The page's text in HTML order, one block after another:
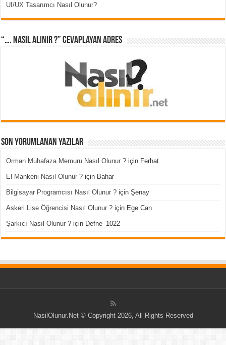
UI/UX Tasarımcı Nasıl Olunur?
“…. Nasıl Alınır ?” cevaplayan adres
Son Yorumlanan Yazılar
Orman Muhafaza Memuru Nasıl Olunur ? için Ferhat
El Mankeni Nasıl Olunur ? için Bahar
Bilgisayar Programcısı Nasıl Olunur ? içinŞenay
Askeri Lise Öğrencisi Nasıl Olunur ? için Ege Can
Şarkıcı Nasıl Olunur ? için Defne_1022
NasilOlunur.Net © Copyright 2026, All Rights Reserved